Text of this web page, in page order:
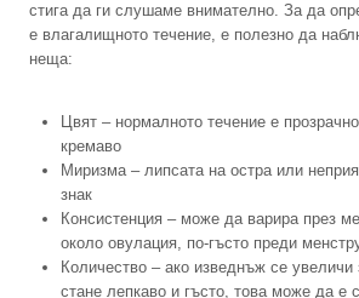
стига да ги слушаме внимателно. За да
е влагалищното течение, е полезно да
неща:
Цвят – нормалното течение е
кремаво
Миризма – липсата на остра или
знак
Консистенция – може да варира през
около овулация, по-гъсто преди
Количество – ако изведнъж се увеличи
стане лепкаво и гъсто, това може да е